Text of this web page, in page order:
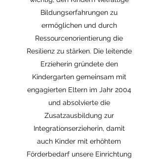
Bildungserfahrungen zu
ermöglichen und durch
Ressourcenorientierung die
Resilienz zu stärken. Die leitende
Erzieherin gründete den
Kindergarten gemeinsam mit
engagierten Eltern im Jahr 2004
und absolvierte die
Zusatzausbildung zur
Integrationserzieherin, damit
auch Kinder mit erhöhtem
Förderbedarf unsere Einrichtung